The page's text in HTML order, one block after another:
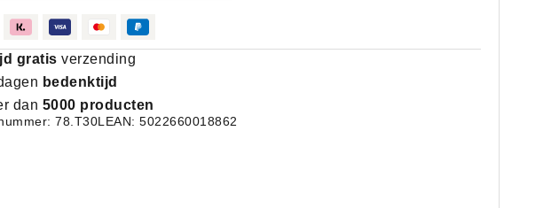
gratis verzending
bedenktijd
dan 5000 producten
78.T30L EAN: 5022660018862